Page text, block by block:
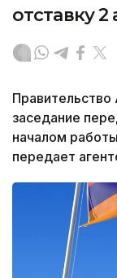
отставку 2
заседание
началом
передает